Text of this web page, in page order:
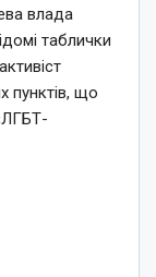
влада
таблички
пунктів, що